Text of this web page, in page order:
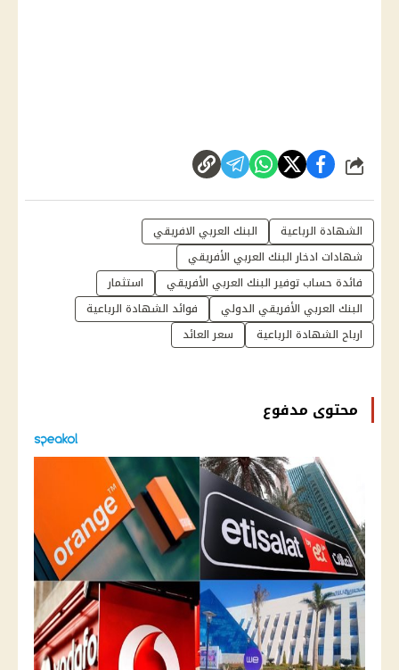
شارك
الشهادة الرباعية
البنك العربي الافريقي
شهادات ادخار البنك العربي الأفريقي
فائدة حساب توفير البنك العربي الأفريقي
استثمار
البنك العربي الأفريقي الدولي
فوائد الشهادة الرباعية
ارباح الشهادة الرباعية
سعر العائد
محتوى مدفوع